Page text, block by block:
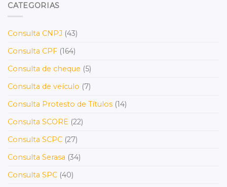
CATEGORIAS
Consulta CNPJ (43)
Consulta CPF (164)
Consulta de cheque (5)
Consulta de veículo (7)
Consulta Protesto de Títulos (14)
Consulta SCORE (22)
Consulta SCPC (27)
Consulta Serasa (34)
Consulta SPC (40)